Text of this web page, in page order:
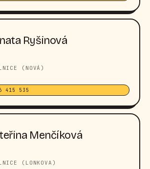
Ryšinová
(NOVÁ)
415 535
Menčíková
(LONKOVA)